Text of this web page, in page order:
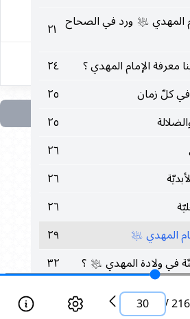
عليه‌السلام ورد في الصحاح ٢١
٢٤
كلّ زمان
٢٥
٢٥
٢٦
٢٦
٢٦
المهدي عليه‌السلام
٢٩
عليه‌السلام ؟
٣٢
عليه‌السلامأيّام طفولته ؟
٣٠
216
/
30